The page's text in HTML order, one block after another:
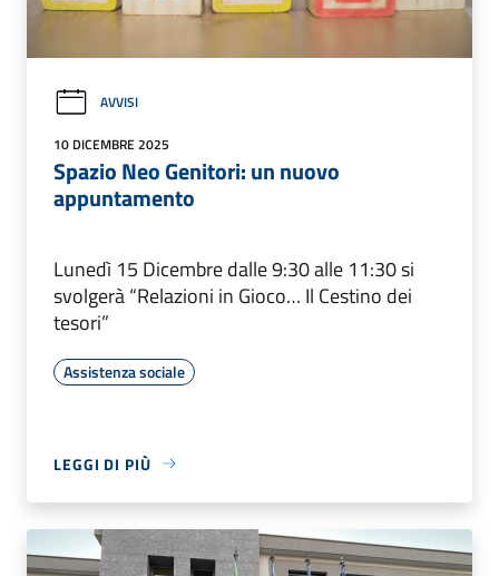
AVVISI
10 DICEMBRE 2025
Spazio Neo Genitori: un nuovo
appuntamento
Lunedì 15 Dicembre dalle 9:30 alle 11:30 si
svolgerà “Relazioni in Gioco… Il Cestino dei
tesori”
Assistenza sociale
LEGGI DI PIÙ